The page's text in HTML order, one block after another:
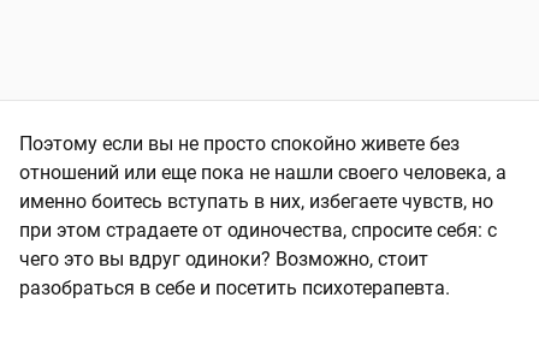
Поэтому если вы не просто спокойно живете без
отношений или еще пока не нашли своего человека, а
именно боитесь вступать в них, избегаете чувств, но
при этом страдаете от одиночества, спросите себя: с
чего это вы вдруг одиноки? Возможно, стоит
разобраться в себе и посетить психотерапевта.